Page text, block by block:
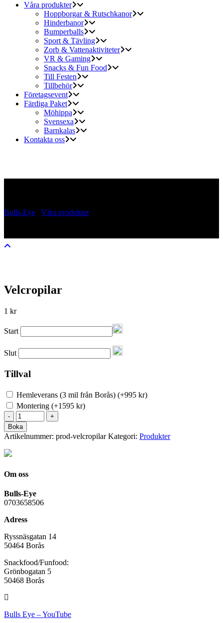
Våra produkter
Hoppborgar & Rutschkanor
Hinderbanor
Bumperballs
Sport & Tävling
Zorb & Vattenaktiviteter
VR & Gaming
Snacks & Fun Food
Till Festen
Tillbehör
Företagsevent
Färdiga Paket
Möhippa
Svensexa
Barnkalas
Kontakta oss
Bulls-Eye Våra produkter/
Velcropilar
1 kr
Start
Slut
Tillval
Hemleverans (3 mil från Borås) (+995 kr)
Montering (+1595 kr)
Boka
Artikelnummer: prod-velcropilar Kategori: Produkter
Om oss
Bulls-Eye
0703658506
Adress
Ryssnäsgatan 14
50464 Borås
Snackfood/Funfood:
Grönbogatan 5
50468 Borås
Bulls Eye – YouTube